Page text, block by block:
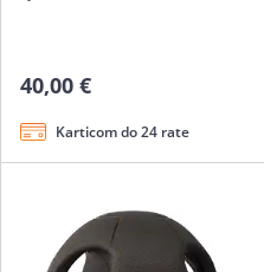
40,00 €
Karticom do 24 rate